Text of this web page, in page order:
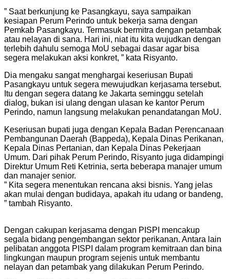
” Saat berkunjung ke Pasangkayu, saya sampaikan
kesiapan Perum Perindo untuk bekerja sama dengan
Pemkab Pasangkayu. Termasuk bermitra dengan petambak
atau nelayan di sana. Hari ini, niat itu kita wujudkan dengan
terlebih dahulu semoga MoU sebagai dasar agar bisa
segera melakukan aksi konkret, ” kata Risyanto.
Dia mengaku sangat menghargai keseriusan Bupati
Pasangkayu untuk segera mewujudkan kerjasama tersebut.
Itu dengan segera datang ke Jakarta seminggu setelah
dialog, bukan isi ulang dengan ulasan ke kantor Perum
Perindo, namun langsung melakukan penandatangan MoU.
Keseriusan bupati juga dengan Kepala Badan Perencanaan
Pembangunan Daerah (Bappeda), Kepala Dinas Perikanan,
Kepala Dinas Pertanian, dan Kepala Dinas Pekerjaan
Umum. Dari pihak Perum Perindo, Risyanto juga didampingi
Direktur Umum Reti Ketrinia, serta beberapa manajer umum
dan manajer senior.
” Kita segera menentukan rencana aksi bisnis. Yang jelas
akan mulai dengan budidaya, apakah itu udang or bandeng,
” tambah Risyanto.
Dengan cakupan kerjasama dengan PISPI mencakup
segala bidang pengembangan sektor perikanan. Antara lain
pelibatan anggota PISPI dalam program kemitraan dan bina
lingkungan maupun program sejenis untuk membantu
nelayan dan petambak yang dilakukan Perum Perindo.